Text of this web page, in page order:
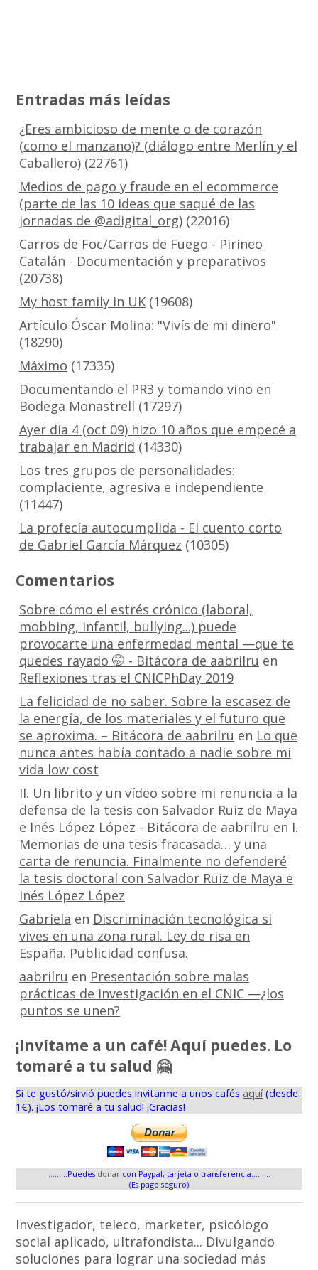
Entradas más leídas
¿Eres ambicioso de mente o de corazón
(como el manzano)? (diálogo entre Merlín y el
Caballero)(22761)
Medios de pago y fraude en el ecommerce
(parte de las 10 ideas que saqué de las
jornadas de @adigital_org)(22016)
Carros de Foc/Carros de Fuego - Pirineo
Catalán - Documentación y preparativos
(20738)
My host family in UK(19608)
Artículo Óscar Molina: "Vivís de mi dinero"
(18290)
Máximo (17335)
Documentando el PR3 y tomando vino en
Bodega Monastrell (17297)
Ayer día 4 (oct 09) hizo 10 años que empecé a
trabajar en Madrid (14330)
Los tres grupos de personalidades:
complaciente, agresiva e independiente
(11447)
La profecía autocumplida - El cuento corto
de Gabriel García Márquez (10305)
Comentarios
Sobre cómo el estrés crónico (laboral,
mobbing, infantil, bullying...) puede
provocarte una enfermedad mental —que te
quedes rayado 🤭 - Bitácora de aabrilru en
Reflexiones tras el CNICPhDay 2019
La felicidad de no saber. Sobre la escasez de
la energía, de los materiales y el futuro que
se aproxima. – Bitácora de aabrilru en Lo que
nunca antes había contado a nadie sobre mi
vida low cost
II. Un librito y un vídeo sobre mi renuncia a la
defensa de la tesis con Salvador Ruiz de Maya
e Inés López López - Bitácora de aabrilru en I.
Memorias de una tesis fracasada… y una
carta de renuncia. Finalmente no defenderé
la tesis doctoral con Salvador Ruiz de Maya e
Inés López López
Gabriela en Discriminación tecnológica si
vives en una zona rural. Ley de risa en
España. Publicidad confusa.
aabrilru en Presentación sobre malas
prácticas de investigación en el CNIC —¿los
puntos se unen?
¡Invítame a un café! Aquí puedes. Lo
tomaré a tu salud 🤗
Si te gustó/sirvió puedes invitarme a unos cafés aquí(desde
1€). ¡Los tomaré a tu salud! ¡Gracias!
.........Puedes donarcon Paypal, tarjeta o transferencia.........
(Es pago seguro)
Investigador, teleco, marketer, psicólogo
social aplicado, ultrafondista... Divulgando
soluciones para lograr una sociedad más